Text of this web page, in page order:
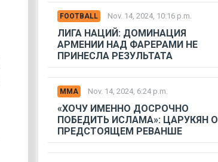
FOOTBALL Nov. 14, 2024, 10:16 p.m.
ЛИГА НАЦИЙ: ДОМИНАЦИЯ
АРМЕНИИ НАД ФАРЕРАМИ НЕ
ПРИНЕСЛА РЕЗУЛЬТАТА
MMA Nov. 14, 2024, 6:24 p.m.
«ХОЧУ ИМЕННО ДОСРОЧНО
ПОБЕДИТЬ ИСЛАМА»: ЦАРУКЯН О
ПРЕДСТОЯЩЕМ РЕВАНШЕ